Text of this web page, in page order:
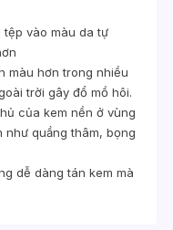
vào màu da tự
màu hơn trong nhiều
trời gây đổ mồ hôi.
của kem nền ở vùng
như quầng thâm, bọng
dễ dàng tán kem mà